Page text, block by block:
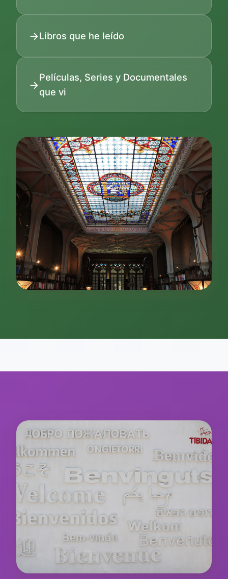
Libros que he leído
Películas, Series y Documentales
que vi